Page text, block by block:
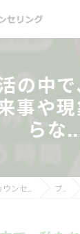
の中
事や
らな
ブログ